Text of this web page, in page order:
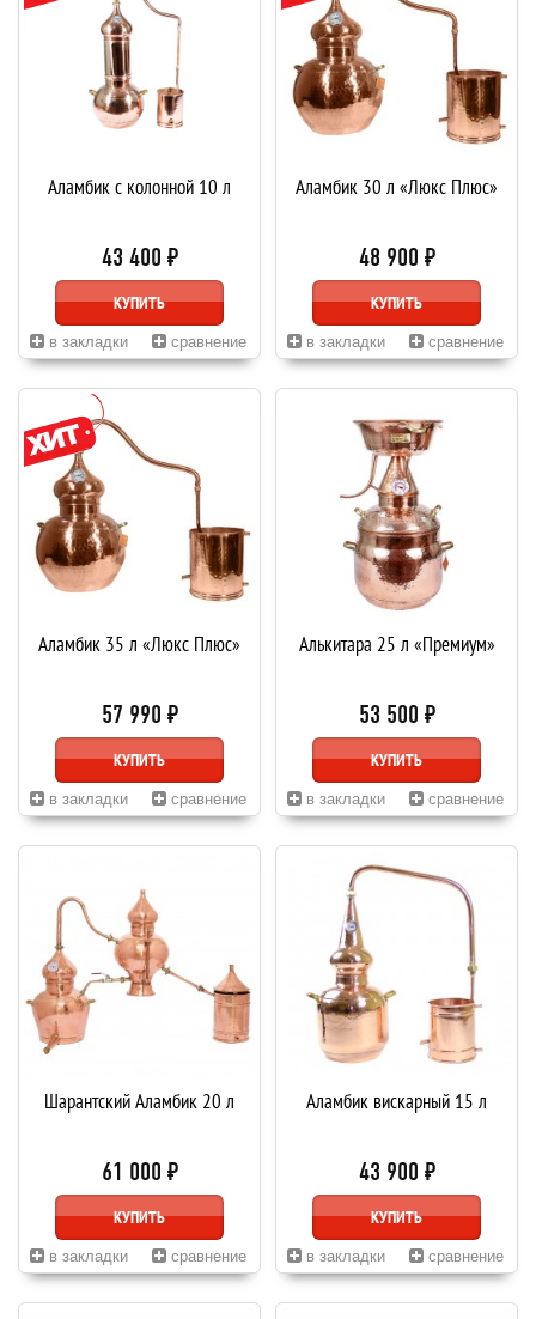
Аламбик с колонной 10 л
43 400 ₽
КУПИТЬ
в закладки сравнение
Аламбик 30 л «Люкс Плюс»
48 900 ₽
КУПИТЬ
в закладки сравнение
Аламбик 35 л «Люкс Плюс»
57 990 ₽
КУПИТЬ
в закладки сравнение
Алькитара 25 л «Премиум»
53 500 ₽
КУПИТЬ
в закладки сравнение
Шарантский Аламбик 20 л
61 000 ₽
КУПИТЬ
в закладки сравнение
Аламбик вискарный 15 л
43 900 ₽
КУПИТЬ
в закладки сравнение